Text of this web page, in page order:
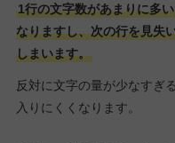
1行の文字数があまりに多
なりますし、次の行を見失
しまいます。
反対に文字の量が少なすぎ
入りにくくなります。